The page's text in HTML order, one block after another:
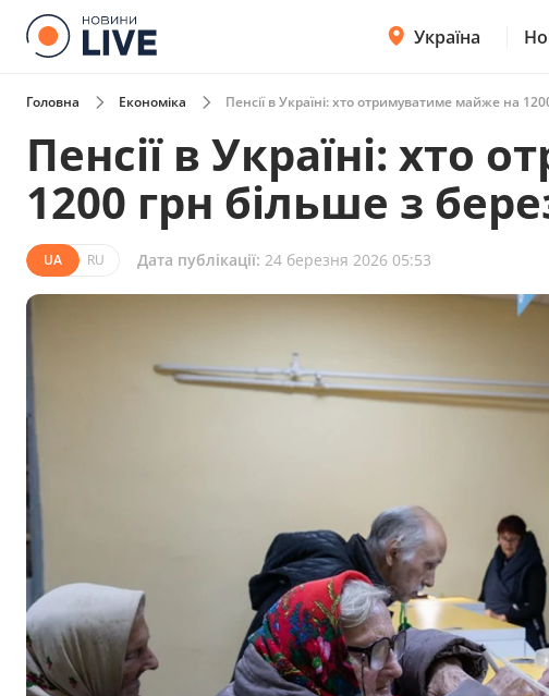
Україна
Головна Економіка Пенсії в Україні: хто отримуватиме майже на
Пенсії в Україні:
1200 грн більше з
UA RU Дата публікації: 24 березня 2026 05:53